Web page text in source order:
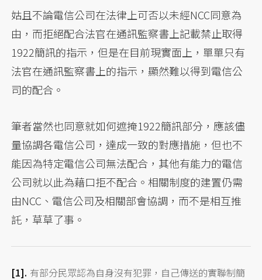
姑且不論電信公司在法律上可否以未經NCC同意為
由，而拒絕配合法官在通訊監察書上記載禁止取得
1922簡訊的指示，但是在目前現實面上，單單只有
法官在通訊監察書上的指示，顯然難以得到電信公
司的配合。
筆者當然也同意就如何遮掩1922簡訊部分，應該儘
量協調各電信公司，達成一致的對應措施，但也不
能因為特定電信公司無法配合，其他有能力的電信
公司就以此為藉口拒不配合。相關制度的建置仍需
由NCC、電信公司及相關部會協調，而不是相互推
託，草草了事。
有部分民眾認為自身沒有犯罪，自己傳送的實聯制簡